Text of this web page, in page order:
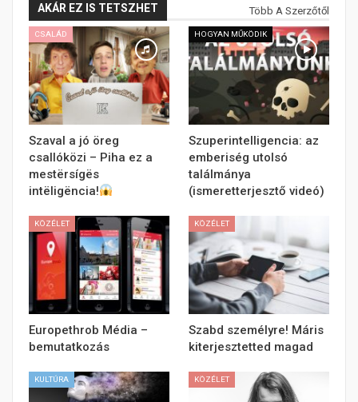
AKÁR EZ IS TETSZHET Több A Szerzőtől
CSALÁD
Szaval a jó öreg
csallóközi – Piha ez a
mestërsígës
intëligëncia!
HOGYAN MŰKÖDIK
Szuperintelligencia: az
emberiség utolsó
találmánya
(ismeretterjesztő videó)
KÖZÉLET
Europethrob Média –
bemutatkozás
KÖZÉLET
Szabd személyre! Máris
kiterjesztetted magad
KULTÚRA KÖZÉLET